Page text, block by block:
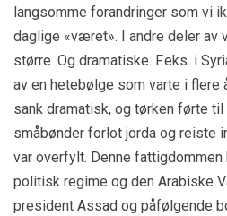
langsomme forandringer som vi
daglige «været». I andre deler av
større. Og dramatiske. F.eks. i
av en hetebølge som varte i flere
sank dramatisk, og tørken førte
småbønder forlot jorda og reiste
var overfylt. Denne
politisk regime og den Arabiske
president Assad og påfølgende